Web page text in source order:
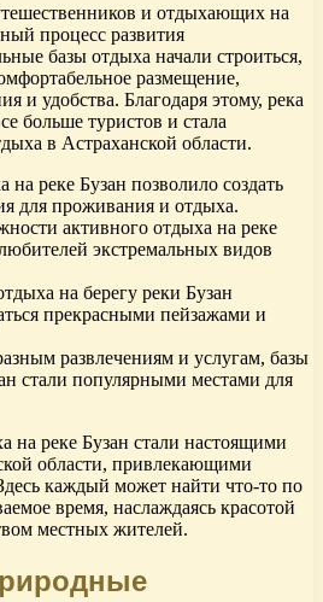
и отдыхающих на
процесс развития
базы отдыха начали строиться,
размещение,
и удобства. Благодаря этому, река
больше туристов и стала
в Астраханской области.
на реке Бузан позволило создать
для проживания и отдыха.
активного отдыха на реке
экстремальных видов
на берегу реки Бузан
прекрасными пейзажами и
развлечениям и услугам, базы
стали популярными местами для
на реке Бузан стали настоящими
области, привлекающими
каждый может найти что-то по
время, наслаждаясь красотой
местных жителей.